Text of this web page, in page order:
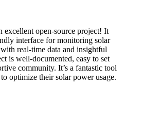
excellent open-source project! It
interface for monitoring solar
real-time data and insightful
is well-documented, easy to set
community. It’s a fantastic tool
optimize their solar power usage.